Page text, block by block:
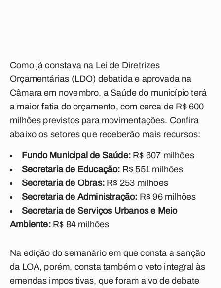
Como já constava na Lei de Diretrizes
Orçamentárias (LDO) debatida e aprovada na
Câmara em novembro, a Saúde do município terá
a maior fatia do orçamento, com cerca de R$ 600
milhões previstos para movimentações. Confira
abaixo os setores que receberão mais recursos:
Fundo Municipal de Saúde: R$ 607 milhões
Secretaria de Educação: R$ 551 milhões
Secretaria de Obras: R$ 253 milhões
Secretaria de Administração: R$ 96 milhões
Secretaria de Serviços Urbanos e Meio
Ambiente: R$ 84 milhões
Na edição do semanário em que consta a sanção
da LOA, porém, consta também o veto integral às
emendas impositivas, que foram alvo de debate